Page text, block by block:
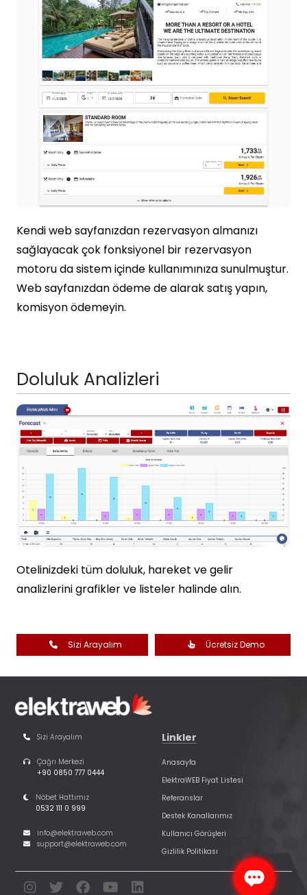
Kendi web sayfanızdan rezervasyon almanızı
sağlayacak çok fonksiyonel bir rezervasyon
motoru da sistem içinde kullanımınıza sunulmuştur.
Web sayfanızdan ödeme de alarak satış yapın,
komisyon ödemeyin.
Doluluk Analizleri
Otelinizdeki tüm doluluk, hareket ve gelir
analizlerini grafikler ve listeler halinde alın.
Sizi Arayalım Ücretsiz Demo
Sizi Arayalım
Çağrı Merkezi
+90 0850 777 0444
Nöbet Hattımız
0532 111 0 999
info@elektraweb.com
support@elektraweb.com
Linkler
Anasayfa
ElektraWEB Fiyat Listesi
Referanslar
Destek Kanallarımız
Kullanıcı Görüşleri
Gizlilik Politikası